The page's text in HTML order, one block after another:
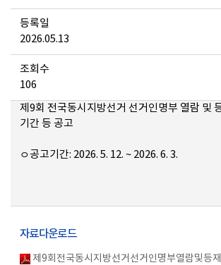
등록일
2026.05.13
조회수
106
제9회 전국동시지방선거 선거인명부 열람 및
기간 등 공고
ㅇ공고기간: 2026. 5. 12. ~ 2026. 6. 3.
자료다운로드
제9회전국동시지방선거선거인명부열람및등